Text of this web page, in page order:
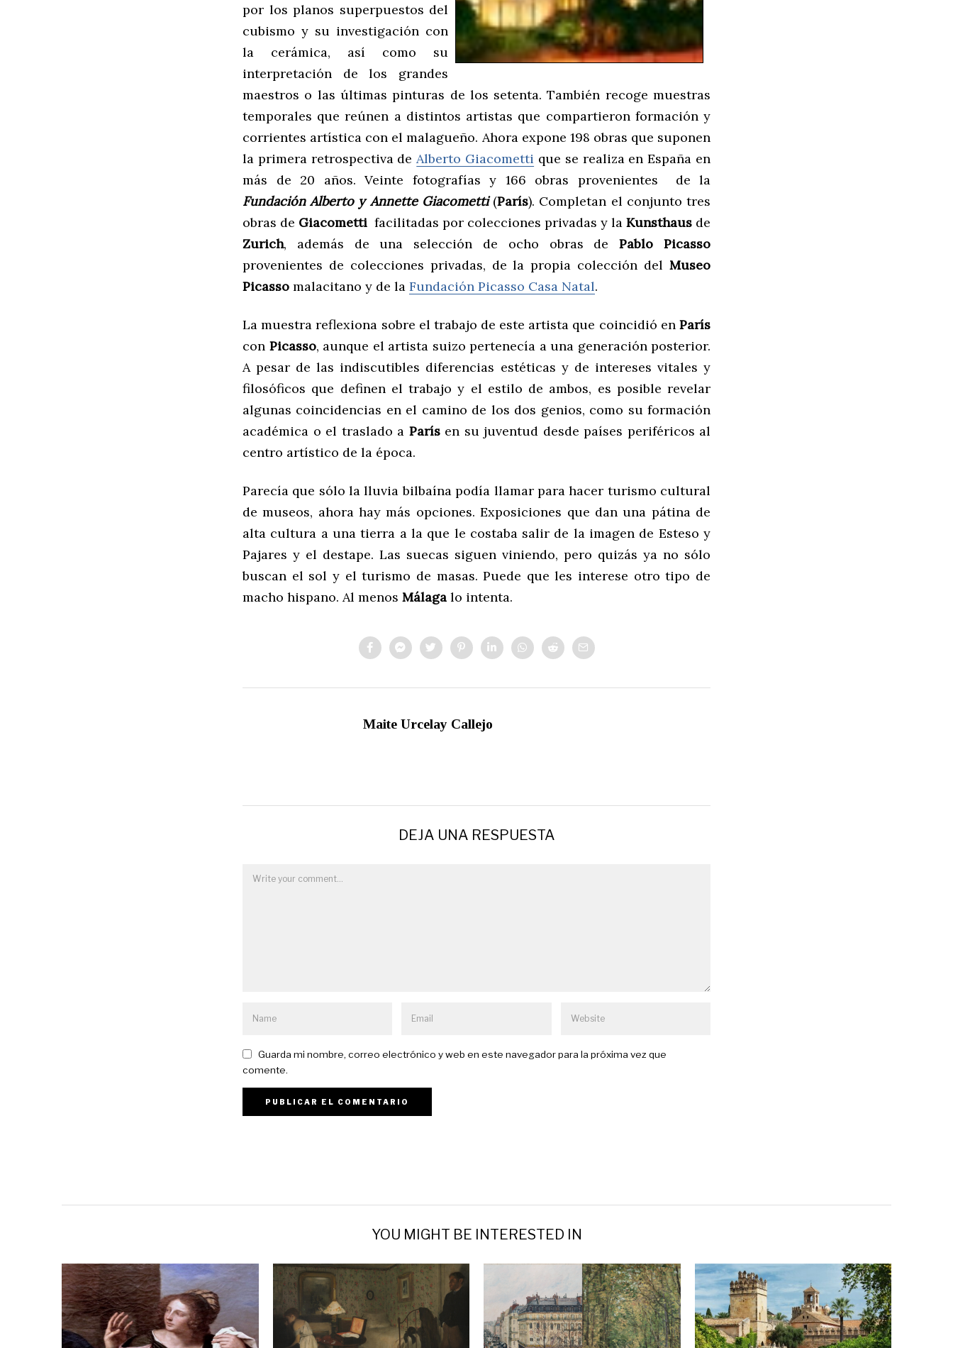
por los planos superpuestos del
cubismo y su investigación con
la cerámica, así como su
interpretación de los grandes
maestros o las últimas pinturas de los setenta. También recoge muestras
temporales que reúnen a distintos artistas que compartieron formación y
corrientes artística con el malagueño. Ahora expone 198 obras que suponen
la primera retrospectiva de Alberto Giacometti que se realiza en España en
más de 20 años. Veinte fotografías y 166 obras provenientes de la
Fundación Alberto y Annette Giacometti(París). Completan el conjunto tres
obras de Giacometti facilitadas por colecciones privadas y la Kunsthaus de
Zurich, además de una selección de ocho obras dePablo Picasso
provenientes de colecciones privadas, de la propia colección del Museo
Picasso malacitano y de la Fundación Picasso Casa Natal.
La muestra reflexiona sobre el trabajo de este artista que coincidió en París
con Picasso, aunque el artista suizo pertenecía a una generación posterior.
A pesar de las indiscutibles diferencias estéticas y de intereses vitales y
filosóficos que definen el trabajo y el estilo de ambos, es posible revelar
algunas coincidencias en el camino de los dos genios, como su formación
académica o el traslado a Parísen su juventud desde países periféricos al
centro artístico de la época.
Parecía que sólo la lluvia bilbaína podía llamar para hacer turismo cultural
de museos, ahora hay más opciones. Exposiciones que dan una pátina de
alta cultura a una tierra a la que le costaba salir de la imagen de Esteso y
Pajares y el destape. Las suecas siguen viniendo, pero quizás ya no sólo
buscan el sol y el turismo de masas. Puede que les interese otro tipo de
macho hispano. Al menos Málaga lo intenta.
Maite Urcelay Callejo
DEJA UNA RESPUESTA
Guarda mi nombre, correo electrónico y web en este navegador para la próxima vez que
comente.
YOU MIGHT BE INTERESTED IN